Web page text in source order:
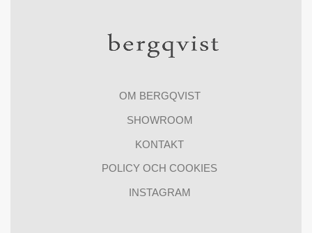
OM BERGQVIST
SHOWROOM
KONTAKT
POLICY OCH COOKIES
INSTAGRAM